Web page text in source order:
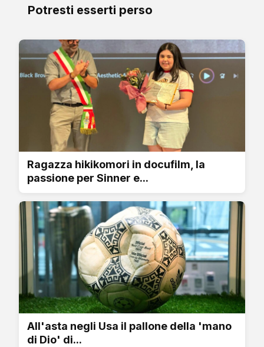
Potresti esserti perso
Ragazza hikikomori in docufilm, la
passione per Sinner e...
All'asta negli Usa il pallone della 'mano
di Dio' di...